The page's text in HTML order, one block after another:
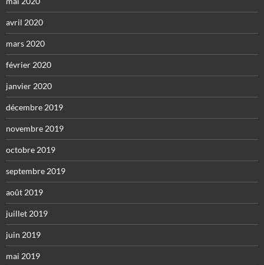
avril 2020
mars 2020
février 2020
janvier 2020
décembre 2019
novembre 2019
octobre 2019
septembre 2019
août 2019
juillet 2019
juin 2019
mai 2019